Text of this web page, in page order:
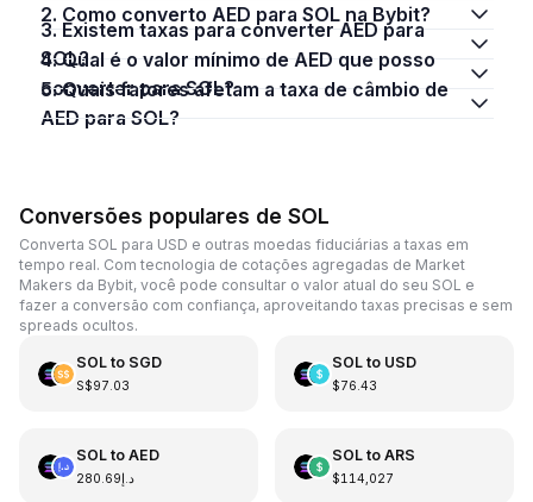
2. Como converto AED para SOL na Bybit?
3. Existem taxas para converter AED para
SOL?
4. Qual é o valor mínimo de AED que posso
converter para SOL?
5. Quais fatores afetam a taxa de câmbio de
AED para SOL?
Conversões populares de SOL
Converta SOL para USD e outras moedas fiduciárias a taxas em
tempo real. Com tecnologia de cotações agregadas de Market
Makers da Bybit, você pode consultar o valor atual do seu SOL e
fazer a conversão com confiança, aproveitando taxas precisas e sem
spreads ocultos.
SOLto SGD
S$97.03
SOLto USD
$76.43
SOLto AED
د.إ280.69
SOLto ARS
$114,027